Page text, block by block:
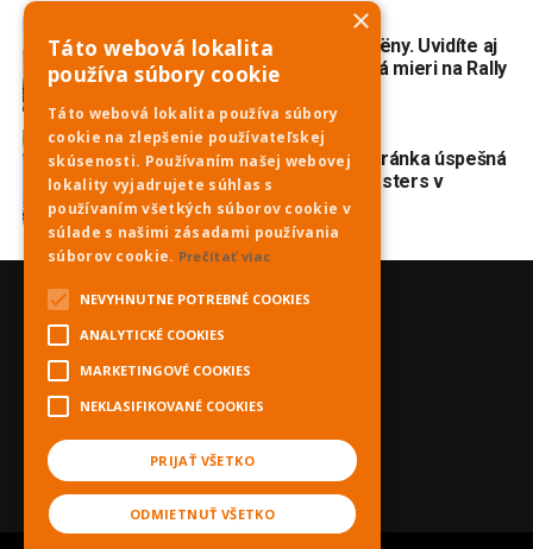
Do Piešťan mieria opäť Citroëny. Uvidíte aj
dvojmotorovú „kačicu“, ktorá mieri na Rally
Dakar Classic
ŠPORT 3 dni ago
Veslovanie: Piešťanská veteránka úspešná
na prestížnej regate Euromasters v
Mníchove
×
Táto webová lokalita
používa súbory cookie
Táto webová lokalita používa súbory
cookie na zlepšenie používateľskej
skúsenosti. Používaním našej webovej
lokality vyjadrujete súhlas s
používaním všetkých súborov cookie v
súlade s našimi zásadami používania
súborov cookie. Prečítať viac
NEVYHNUTNE POTREBNÉ COOKIES
ANALYTICKÉ COOKIES
MARKETINGOVÉ COOKIES
NEKLASIFIKOVANÉ COOKIES
PRIJAŤ VŠETKO
ODMIETNUŤ VŠETKO